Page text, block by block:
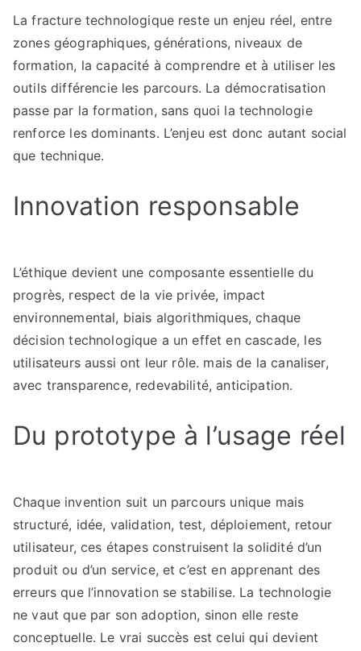
La fracture technologique reste un enjeu réel, entre
zones géographiques, générations, niveaux de
formation, la capacité à comprendre et à utiliser les
outils différencie les parcours. La démocratisation
passe par la formation, sans quoi la technologie
renforce les dominants. L’enjeu est donc autant social
que technique.
Innovation responsable
L’éthique devient une composante essentielle du
progrès, respect de la vie privée, impact
environnemental, biais algorithmiques, chaque
décision technologique a un effet en cascade, les
utilisateurs aussi ont leur rôle. mais de la canaliser,
avec transparence, redevabilité, anticipation.
Du prototype à l’usage réel
Chaque invention suit un parcours unique mais
structuré, idée, validation, test, déploiement, retour
utilisateur, ces étapes construisent la solidité d’un
produit ou d’un service, et c’est en apprenant des
erreurs que l’innovation se stabilise. La technologie
ne vaut que par son adoption, sinon elle reste
conceptuelle. Le vrai succès est celui qui devient